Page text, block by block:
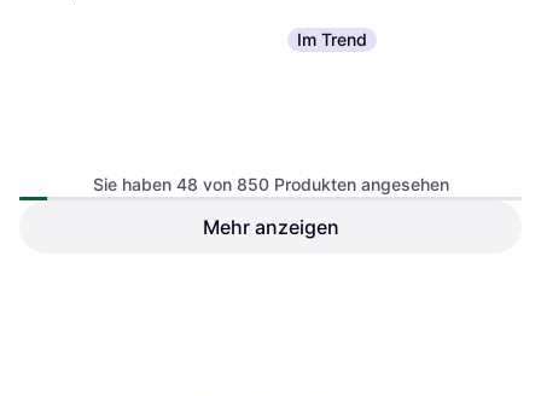
Im Trend
Sie haben 48 von 850 Produkten angesehen
Mehr anzeigen